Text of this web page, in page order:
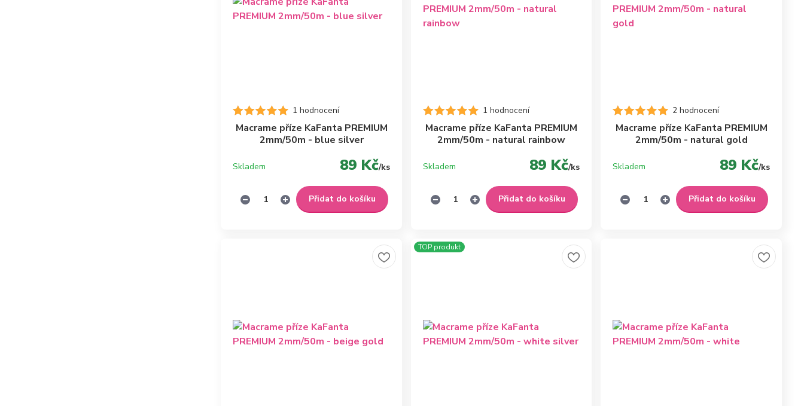
1 hodnocení
Macrame příze KaFanta PREMIUM
2mm/50m - blue silver
89 Kč/ks
Skladem
Přidat do košíku
1 hodnocení
Macrame příze KaFanta PREMIUM
2mm/50m - natural rainbow
89 Kč/ks
Skladem
Přidat do košíku
2 hodnocení
Macrame příze KaFanta PREMIUM
2mm/50m - natural gold
89 Kč/ks
Skladem
Přidat do košíku
TOP produkt